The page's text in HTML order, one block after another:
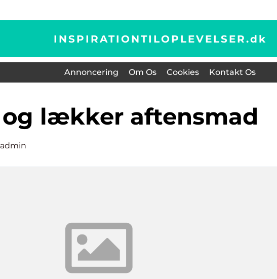
INSPIRATIONTILOPLEVELSER.dk
Annoncering Om Os Cookies Kontakt Os
og lækker aftensmad
admin